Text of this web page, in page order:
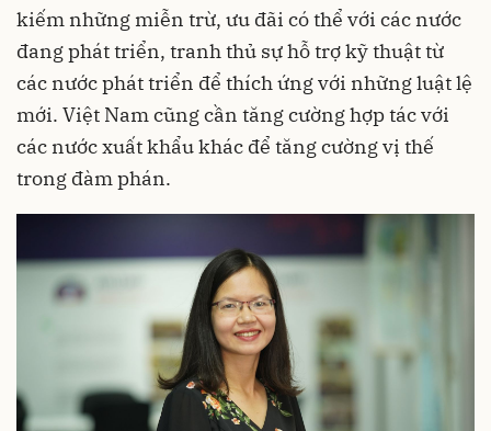
kiếm những miễn trừ, ưu đãi có thể với các nước
đang phát triển, tranh thủ sự hỗ trợ kỹ thuật từ
các nước phát triển để thích ứng với những luật lệ
mới. Việt Nam cũng cần tăng cường hợp tác với
các nước xuất khẩu khác để tăng cường vị thế
trong đàm phán.